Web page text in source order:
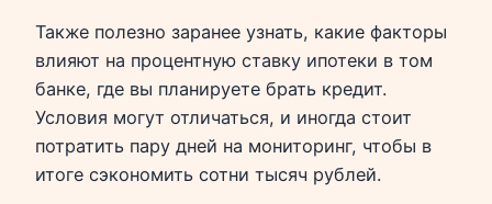
Также полезно заранее узнать, какие факторы
влияют на процентную ставку ипотеки в том
банке, где вы планируете брать кредит.
Условия могут отличаться, и иногда стоит
потратить пару дней на мониторинг, чтобы в
итоге сэкономить сотни тысяч рублей.